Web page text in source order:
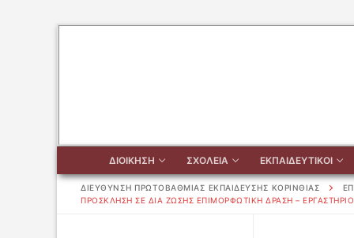
ΔΙΟΙΚΗΣΗ ΣΧΟΛΕΙΑ ΕΚΠΑΙΔΕΥΤΙΚΟΙ
ΔΙΕΥΘΥΝΣΗ ΠΡΩΤΟΒΑΘΜΙΑΣ ΕΚΠΑΙΔΕΥΣΗΣ ΚΟΡΙΝΘΙΑΣ
ΠΡΌΣΚΛΗΣΗ ΣΕ ΔΙΑ ΖΏΣΗΣ ΕΠΙΜΟΡΦΩΤΙΚΉ ΔΡΆΣΗ –